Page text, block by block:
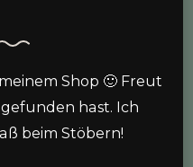
Shop 🙂 Freut
hast. Ich
beim Stöbern!